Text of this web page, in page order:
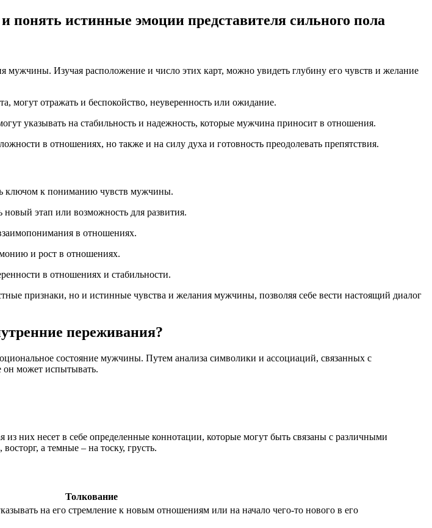
понять истинные эмоции представителя сильного пола
мужчины. Изучая расположение и число этих карт, можно увидеть глубину его чувств и желание
могут отражать и беспокойство, неуверенность или ожидание.
указывать на стабильность и надежность, которые мужчина приносит в отношения.
в отношениях, но также и на силу духа и готовность преодолевать препятствия.
ключом к пониманию чувств мужчины.
этап или возможность для развития.
в отношениях.
и рост в отношениях.
в отношениях и стабильности.
признаки, но и истинные чувства и желания мужчины, позволяя себе вести настоящий диалог
переживания?
состояние мужчины. Путем анализа символики и ассоциаций, связанных с
он может испытывать.
них несет в себе определенные коннотации, которые могут быть связаны с различными
а темные – на тоску, грусть.
Толкование
на его стремление к новым отношениям или на начало чего-то нового в его